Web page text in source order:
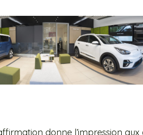
donne l’impression aux